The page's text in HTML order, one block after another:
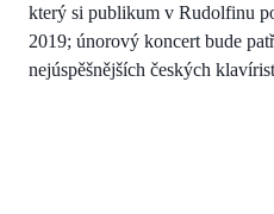
který si publikum v Rudolfinu
2019; únorový koncert bude
nejúspěšnějších českých